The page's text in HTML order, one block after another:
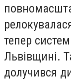
тепер
Львівщині.
долучився